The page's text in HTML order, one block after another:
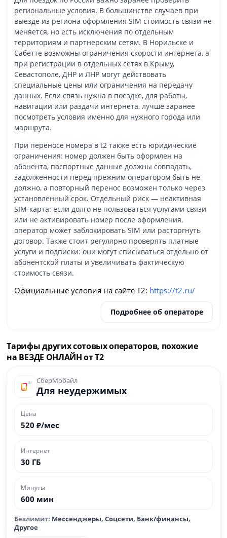
региональные условия. В большинстве случаев при
выезде из региона оформления SIM стоимость связи не
меняется, но есть исключения по отдельным
территориям и партнерским сетям. В Норильске и
Сабетте возможны ограничения скорости интернета, а
при регистрации в отдельных сетях в Крыму,
Севастополе, ДНР и ЛНР могут действовать
специальные цены или ограничения на передачу
данных. Если связь нужна в поездке, для работы,
навигации или раздачи интернета, лучше заранее
посмотреть условия именно для нужного города или
маршрута.
При переносе номера в t2 также есть юридические
ограничения: номер должен быть оформлен на
абонента, паспортные данные должны совпадать,
задолженности перед прежним оператором быть не
должно, а повторный перенос возможен только через
установленный срок. Отдельный риск — неактивная
SIM-карта: если долго не пользоваться услугами связи
или не активировать номер после оформления,
оператор может заблокировать SIM или расторгнуть
договор. Также стоит регулярно проверять платные
услуги и подписки: они могут списываться отдельно от
абонентской платы и увеличивать фактическую
стоимость связи.
Официальные условия на сайте Т2: https://t2.ru/
Подробнее об операторе
Тарифы других сотовых операторов, похожие
на ВЕЗДЕ ОНЛАЙН от Т2
СберМобайл
Для неудержимых
Цена
520 ₽/мес
Интернет
30 ГБ
Минуты
600 мин
Безлимит: Мессенджеры, Соцсети, Банк/финансы,
Другое